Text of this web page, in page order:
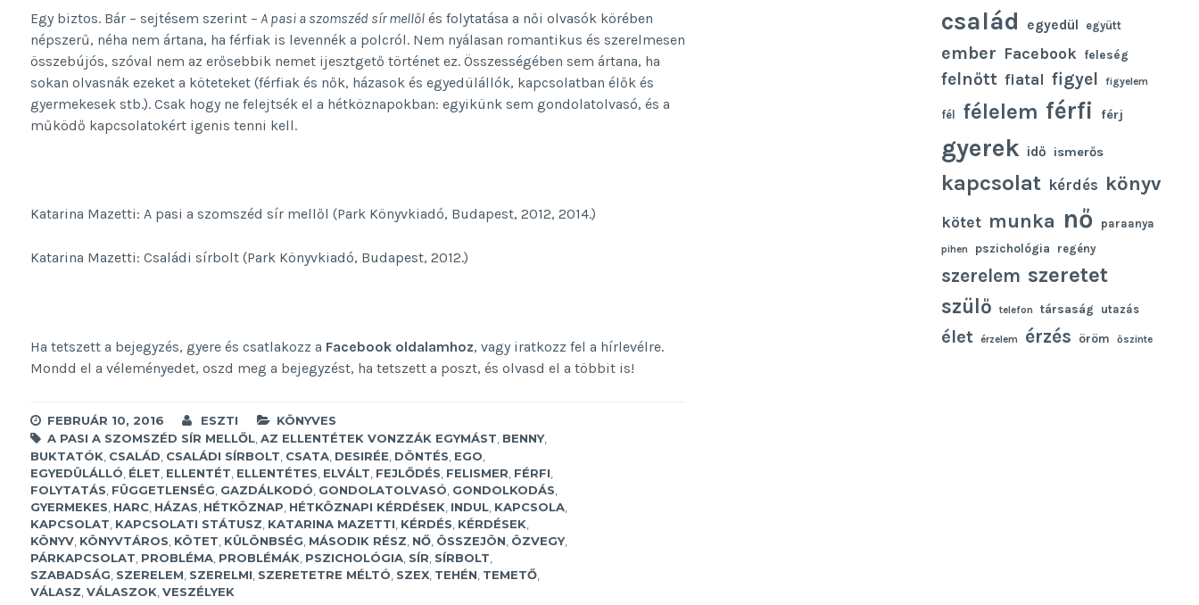
Egy biztos. Bár – sejtésem szerint – A pasi a szomszéd sír mellőlés folytatása a női olvasók körében
népszerű, néha nem ártana, ha férfiak is levennék a polcról. Nem nyálasan romantikus és szerelmesen
összebújós, szóval nem az erősebbik nemet ijesztgető történet ez. Összességében sem ártana, ha
sokan olvasnák ezeket a köteteket (férfiak és nők, házasok és egyedülállók, kapcsolatban élők és
gyermekesek stb.). Csak hogy ne felejtsék el a hétköznapokban: egyikünk sem gondolatolvasó, és a
működő kapcsolatokért igenis tenni kell.
Katarina Mazetti: A pasi a szomszéd sír mellől (Park Könyvkiadó, Budapest, 2012, 2014.)
Katarina Mazetti: Családi sírbolt (Park Könyvkiadó, Budapest, 2012.)
Ha tetszett a bejegyzés, gyere és csatlakozz a Facebook oldalamhoz, vagy iratkozz fel a hírlevélre.
Mondd el a véleményedet, oszd meg a bejegyzést, ha tetszett a poszt, és olvasd el a többit is!
FEBRUÁR 10, 2016 ESZTI
KÖNYVES
A PASI A SZOMSZÉD SÍR MELLŐL, AZ ELLENTÉTEK VONZZÁK EGYMÁST BENNY,
BUKTATÓK CSALÁD CSALÁDI SÍRBOLT CSATA, DESIRÉE DÖNTÉS EGO
EGYEDÜLÁLLÓ ÉLET ELLENTÉT ELLENTÉTES ELVÁLT FEJLŐDÉS FELISMER FÉRFI
FOLYTATÁS FÜGGETLENSÉG GAZDÁLKODÓ GONDOLATOLVASÓ GONDOLKODÁS
GYERMEKES HARC, HÁZAS HÉTKÖZNAP HÉTKÖZNAPI KÉRDÉSEK INDUL, KAPCSOLA,
KAPCSOLAT KAPCSOLATI STÁTUSZ KATARINA MAZETTI KÉRDÉS KÉRDÉSEK
KÖNYV, KÖNYVTÁROS KÖTET KÜLÖNBSÉG MÁSODIK RÉSZ NŐ, ÖSSZEJÖN ÖZVEGY,
PÁRKAPCSOLAT PROBLÉMA, PROBLÉMÁK PSZICHOLÓGIA, SÍR SÍRBOLT
SZABADSÁG SZERELEM SZERELMI SZERETETRE MÉLTÓ SZEX, TEHÉN TEMETŐ,
VÁLASZ VÁLASZOK VESZÉLYEK
család egyedül együtt
ember Facebook feleség
felnőtt fiatal figyel figyelem
fél félelem férfi férj
gyerek idő ismerős
kapcsolat kérdés könyv
kötet munka nő paraanya
pihen pszichológia regény
szerelem szeretet
szülő telefon társaság utazás
élet érzelem érzés öröm őszinte